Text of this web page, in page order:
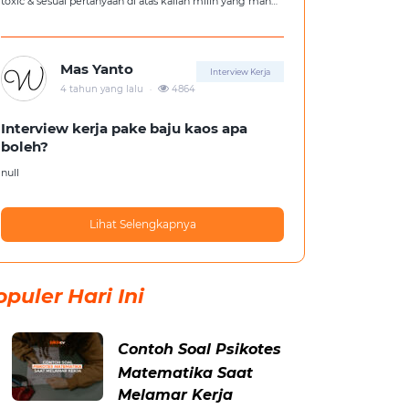
Mas Yanto Interview Kerja
4 tahun yang lalu . 4864
Interview kerja pake baju kaos apa
boleh?
null
Lihat Selengkapnya
Hari Ini
Contoh Soal Psikotes
Matematika Saat
Melamar Kerja